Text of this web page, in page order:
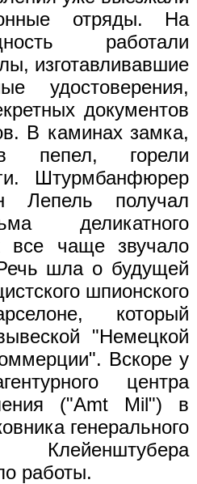
отряды. На
работали
изготавливавшие
удостоверения,
документов
В каминах замка,
пепел, горели
Штурмбанфюрер
получал
деликатного
все чаще звучало
шла о будущей
шпионского
который
"Немецкой
Вскоре у
центра
("Amt Mil") в
генерального
работы.